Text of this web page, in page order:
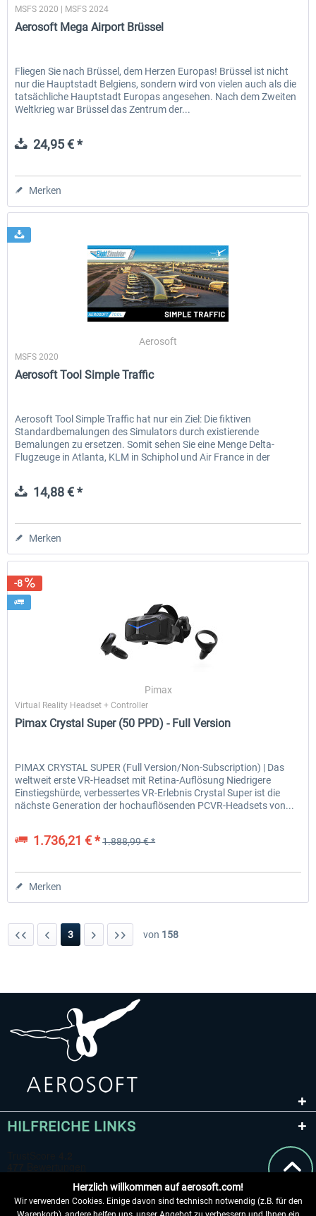
MSFS 2020 | MSFS 2024
Aerosoft Mega Airport Brüssel
Fliegen Sie nach Brüssel, dem Herzen Europas! Brüssel ist nicht
nur die Hauptstadt Belgiens, sondern wird von vielen auch als die
tatsächliche Hauptstadt Europas angesehen. Nach dem Zweiten
Weltkrieg war Brüssel das Zentrum der...
24,95 € *
Merken
Aerosoft
MSFS 2020
Aerosoft Tool Simple Traffic
Aerosoft Tool Simple Traffic hat nur ein Ziel: Die fiktiven
Standardbemalungen des Simulators durch existierende
Bemalungen zu ersetzen. Somit sehen Sie eine Menge Delta-
Flugzeuge in Atlanta, KLM in Schiphol und Air France in der
14,88 € *
Merken
-8
Pimax
Virtual Reality Headset + Controller
Pimax Crystal Super (50 PPD) - Full Version
PIMAX CRYSTAL SUPER (Full Version/Non-Subscription) | Das
weltweit erste VR-Headset mit Retina-Auflösung Niedrigere
Einstiegshürde, verbessertes VR-Erlebnis Crystal Super ist die
nächste Generation der hochauflösenden PCVR-Headsets von...
1.736,21 € *1.888,99 € *
Merken
3 von 158
HILFREICHE LINKS
Herzlich willkommen auf aerosoft.com!
Wir verwenden Cookies. Einige davon sind technisch notwendig (z.B. für den